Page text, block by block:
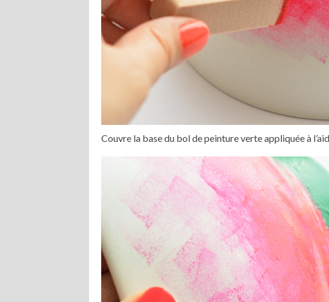
Couvre la base du bol de peinture verte appliquée à